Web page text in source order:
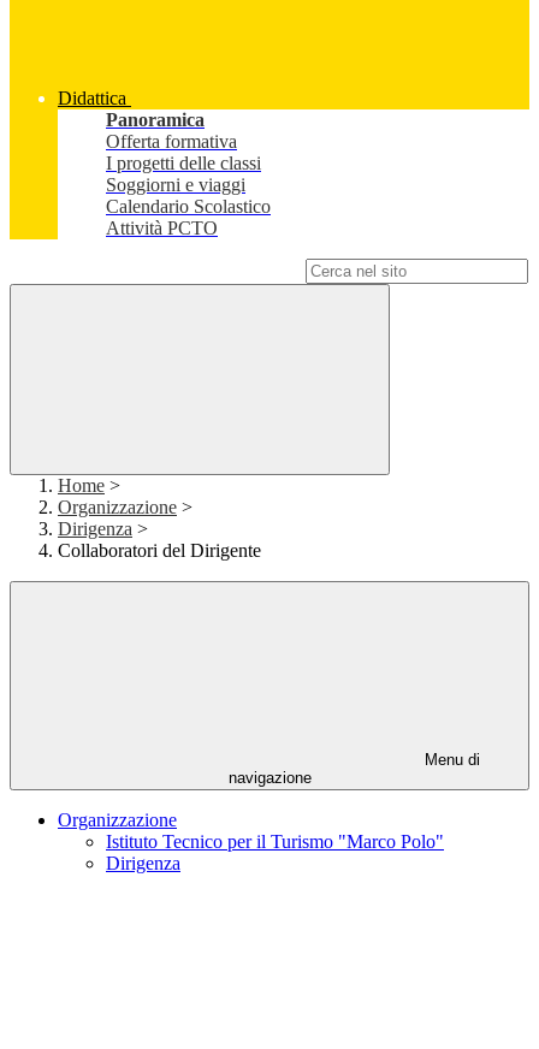
Didattica
Panoramica
Offerta formativa
I progetti delle classi
Soggiorni e viaggi
Calendario Scolastico
Attività PCTO
Home >
Organizzazione >
Dirigenza >
Collaboratori del Dirigente
Menu di
navigazione
Organizzazione
Istituto Tecnico per il Turismo "Marco Polo"
Dirigenza